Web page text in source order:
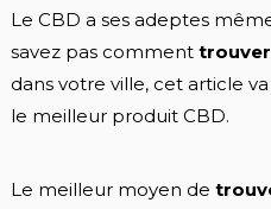
Le CBD a ses adeptes
savez pas commenttrouver
dans votre ville, cet article
le meilleur produit CBD.
Le meilleur moyen de